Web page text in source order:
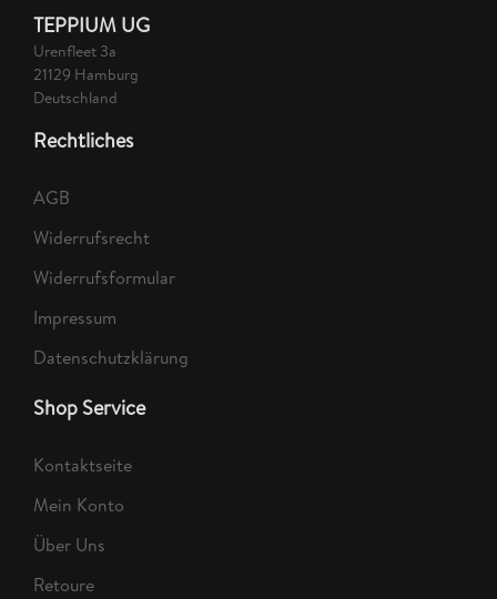
TEPPIUM UG
Urenfleet 3a
21129 Hamburg
Deutschland
Rechtliches
AGB
Widerrufsrecht
Widerrufsformular
Impressum
Datenschutzklärung
Shop Service
Kontaktseite
Mein Konto
Über Uns
Retoure